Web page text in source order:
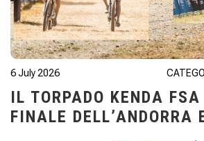
6 July 2026
IL TORPADO KENDA
FINALE DELL’ANDORRA